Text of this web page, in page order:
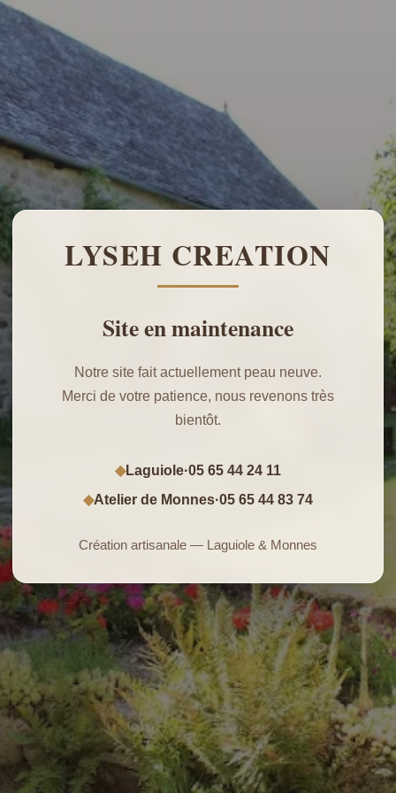
LYSEH CREATION
Site en maintenance
Notre site fait actuellement peau neuve.
Merci de votre patience, nous revenons très
bientôt.
◆Laguiole·05 65 44 24 11
◆Atelier de Monnes·05 65 44 83 74
Création artisanale — Laguiole & Monnes